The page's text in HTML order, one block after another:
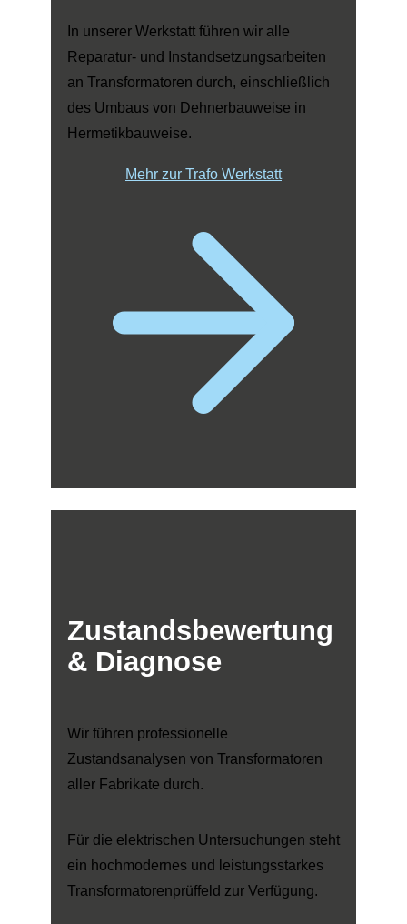
In unserer Werkstatt führen wir alle
Reparatur- und Instandsetzungsarbeiten
an Transformatoren durch, einschließlich
des Umbaus von Dehnerbauweise in
Hermetikbauweise.
Mehr zur Trafo Werkstatt
Zustandsbewertung
& Diagnose
Wir führen professionelle
Zustandsanalysen von Transformatoren
aller Fabrikate durch.
Für die elektrischen Untersuchungen steht
ein hochmodernes und leistungsstarkes
Transformatorenprüffeld zur Verfügung.